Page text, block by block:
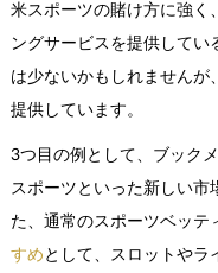
米スポーツの賭け方に強く
ングサービスを提供してい
は少ないかもしれませんが
提供しています。
3つ目の例として、ブック
スポーツといった新しい市
た、通常のスポーツベッテ
すめ として、スロットやラ